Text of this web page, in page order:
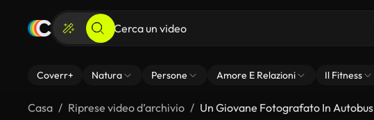
Coverr+ Natura Persone Amore E Relazioni Il Fitness
Casa Riprese video d’archivio Un Giovane Fotografato In Autobus